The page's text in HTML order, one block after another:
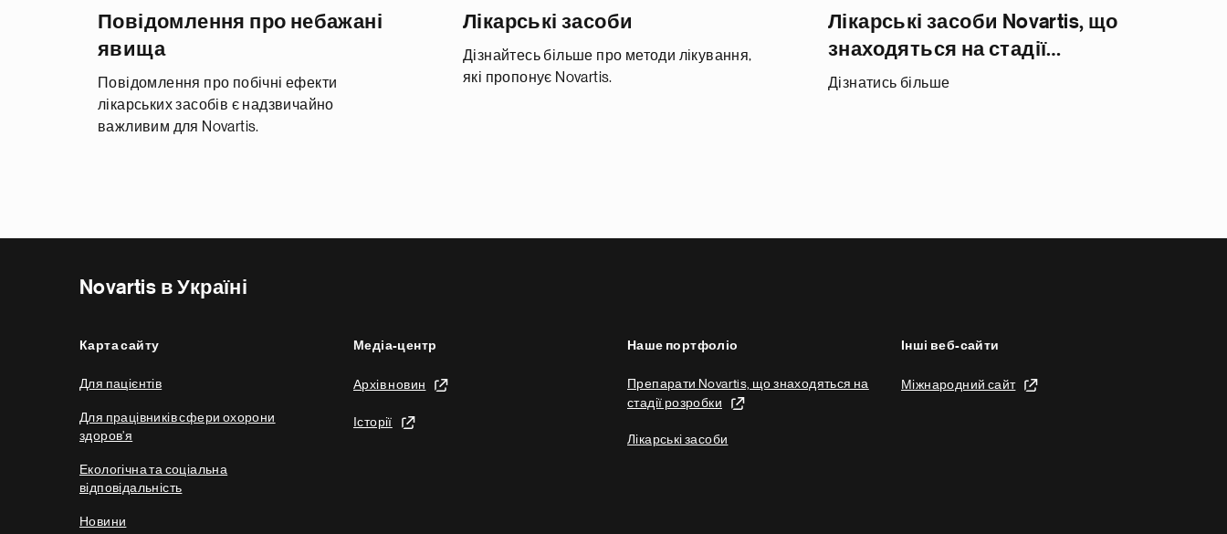
Повідомлення про небажані
явища
Повідомлення про побічні ефекти
лікарських засобів є надзвичайно
важливим для Novartis.
Лікарські засоби
Дізнайтесь більше про методи лікування,
які пропонує Novartis.
Лікарські засоби Novartis, що
знаходяться на стадії
розробки
Дізнатись більше
Novartis в Україні
Карта сайту
Для пацієнтів
Для працівників сфери охорони
здоров’я
Екологічна та соціальна
відповідальність
Новини
Медіа-центр
Архів новин
Історії
Наше портфоліо
Препарати Novartis, що знаходяться на
стадії розробки
Лікарські засоби
Інші веб-сайти
Міжнародний сайт